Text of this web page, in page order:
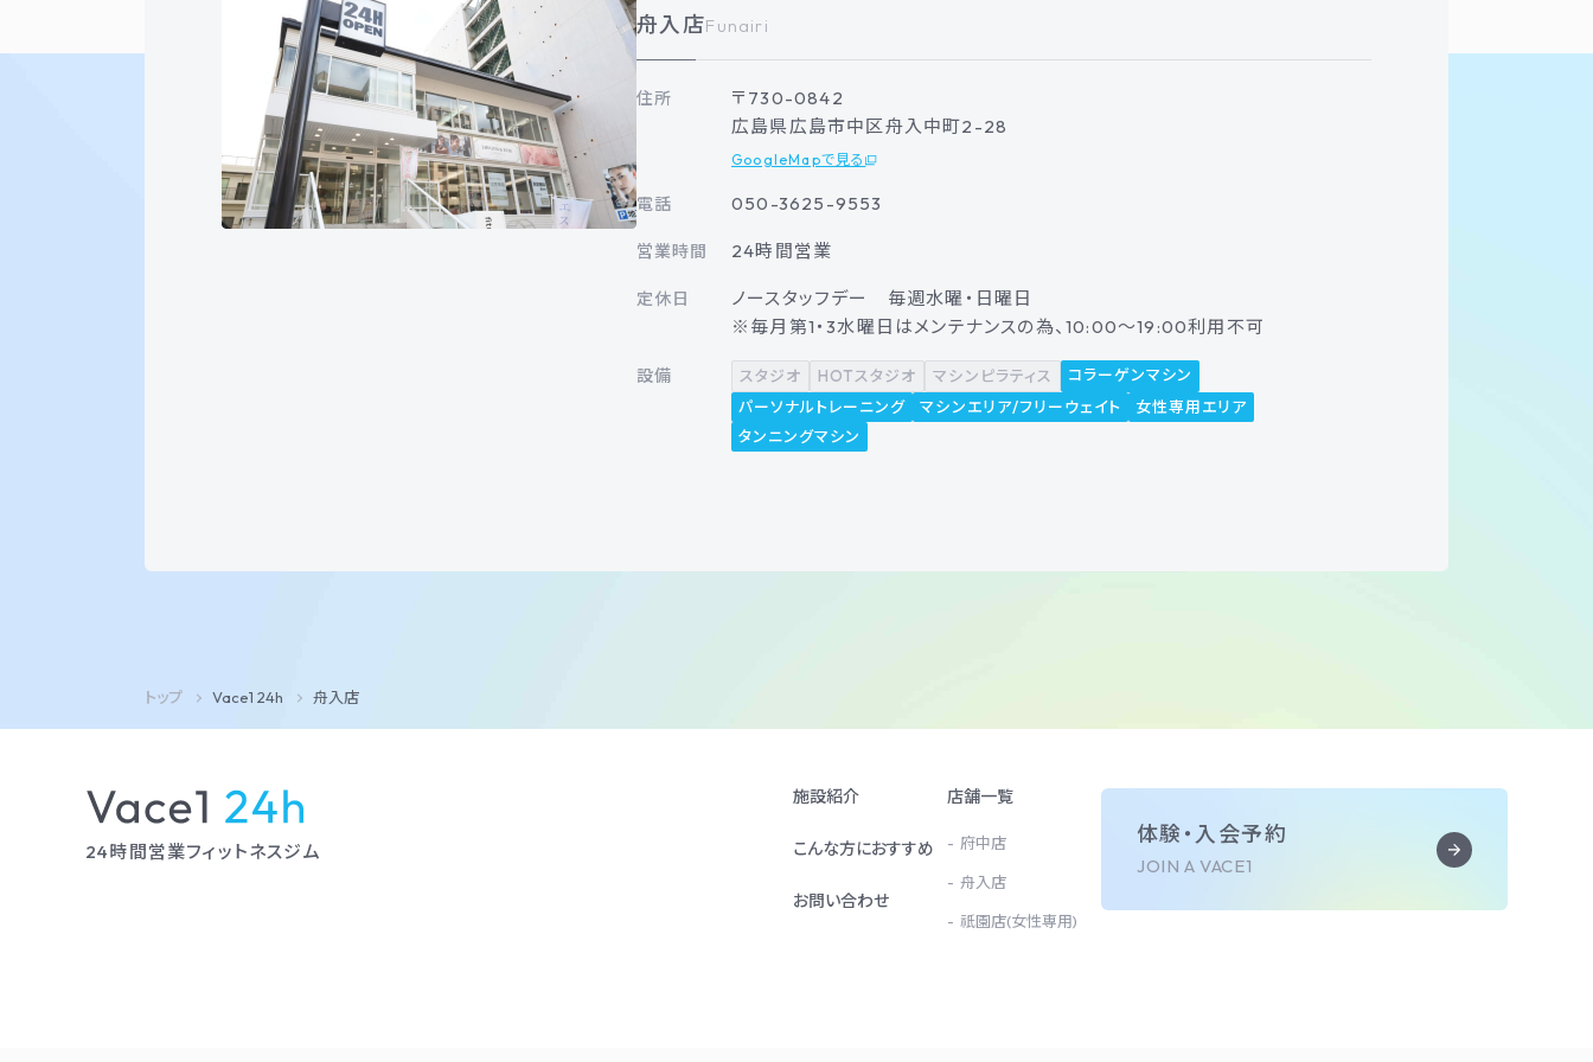
舟入店Funairi
住所
〒730-0842
広島県広島市中区舟入中町2-28
GoogleMapで見る
電話 050-3625-9553
営業時間 24時間営業
定休日
ノースタッフデー 毎週水曜・日曜日
※毎月第1・3水曜日はメンテナンスの為、10:00～19:00利用不可
設備 スタジオ HOTスタジオ マシンピラティス
コラーゲンマシン
パーソナルトレーニング
マシンエリア/フリーウェイト
女性専用エリア
タンニングマシン
トップ Vace1 24h 舟入店
24時間営業フィットネスジム
施設紹介
こんな方におすすめ
お問い合わせ
店舗一覧
府中店
舟入店
祇園店(女性専用)
体験・入会予約
JOIN A VACE1